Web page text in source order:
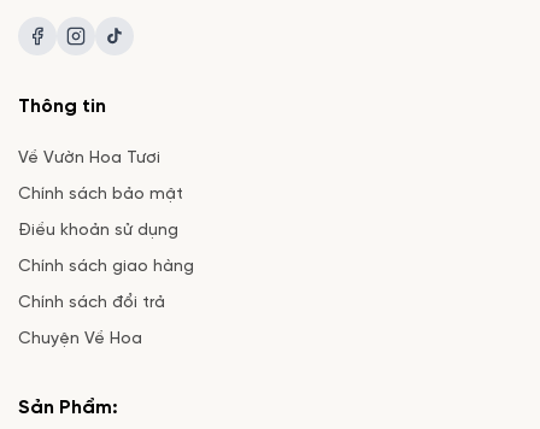
Thông tin
Về Vườn Hoa Tươi
Chính sách bảo mật
Điều khoản sử dụng
Chính sách giao hàng
Chính sách đổi trả
Chuyện Về Hoa
Sản Phẩm: